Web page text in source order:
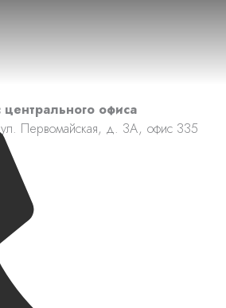
офиса
Первомайская, д. 3А, офис 335